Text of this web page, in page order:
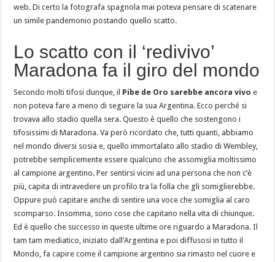
web. Di certo la fotografa spagnola mai poteva pensare di scatenare
un simile pandemonio postando quello scatto.
Lo scatto con il ‘redivivo’
Maradona fa il giro del mondo
Secondo molti tifosi dunque, il Pibe de Oro sarebbe ancora vivo e
non poteva fare a meno di seguire la sua Argentina. Ecco perché si
trovava allo stadio quella sera. Questo è quello che sostengono i
tifosissimi di Maradona. Va però ricordato che, tutti quanti, abbiamo
nel mondo diversi sosia e, quello immortalato allo stadio di Wembley,
potrebbe semplicemente essere qualcuno che assomiglia moltissimo
al campione argentino. Per sentirsi vicini ad una persona che non c’è
più, capita di intravedere un profilo tra la folla che gli somiglierebbe.
Oppure può capitare anche di sentire una voce che somiglia al caro
scomparso. Insomma, sono cose che capitano nella vita di chiunque.
Ed è quello che successo in queste ultime ore riguardo a Maradona. Il
tam tam mediatico, iniziato dall’Argentina e poi diffusosi in tutto il
Mondo, fa capire come il campione argentino sia rimasto nel cuore e